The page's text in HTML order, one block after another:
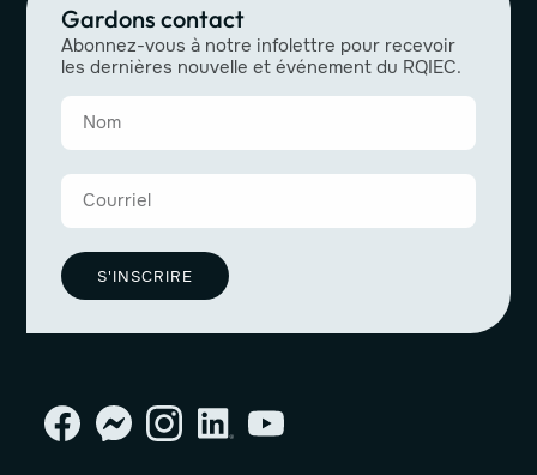
Gardons contact
Abonnez-vous à notre infolettre pour recevoir
les dernières nouvelle et événement du RQIEC.
S'INSCRIRE